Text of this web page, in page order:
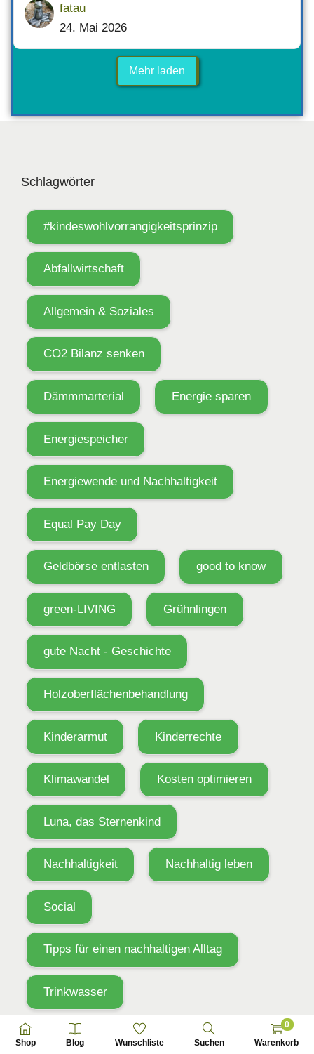
fatau
24. Mai 2026
Mehr laden
Shop Blog Wunschliste Suchen
0
Warenkorb
Schlagwörter
#kindeswohlvorrangigkeitsprinzip
Abfallwirtschaft
Allgemein & Soziales
CO2 Bilanz senken
Dämmmarterial Energie sparen
Energiespeicher
Energiewende und Nachhaltigkeit
Equal Pay Day
Geldbörse entlasten good to know
green-LIVING Grühnlingen
gute Nacht - Geschichte
Holzoberflächenbehandlung
Kinderarmut Kinderrechte
Klimawandel Kosten optimieren
Luna, das Sternenkind
Nachhaltigkeit Nachhaltig leben
Social
Tipps für einen nachhaltigen Alltag
Trinkwasser
Veränderungen für alle Generationen